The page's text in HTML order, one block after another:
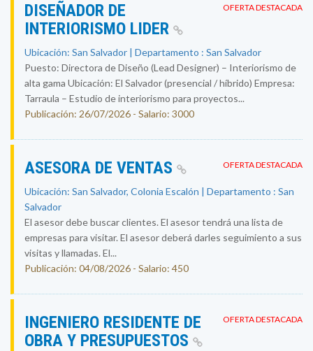
OFERTA DESTACADA
DISEÑADOR DE
INTERIORISMO LIDER
Ubicación: San Salvador | Departamento : San Salvador
Puesto: Directora de Diseño (Lead Designer) – Interiorismo de
alta gama Ubicación: El Salvador (presencial / híbrido) Empresa:
Tarraula – Estudio de interiorismo para proyectos...
Publicación: 26/07/2026 - Salario: 3000
OFERTA DESTACADA
ASESORA DE VENTAS
Ubicación: San Salvador, Colonia Escalón | Departamento : San
Salvador
El asesor debe buscar clientes. El asesor tendrá una lista de
empresas para visitar. El asesor deberá darles seguimiento a sus
visitas y llamadas. El...
Publicación: 04/08/2026 - Salario: 450
OFERTA DESTACADA
INGENIERO RESIDENTE DE
OBRA Y PRESUPUESTOS